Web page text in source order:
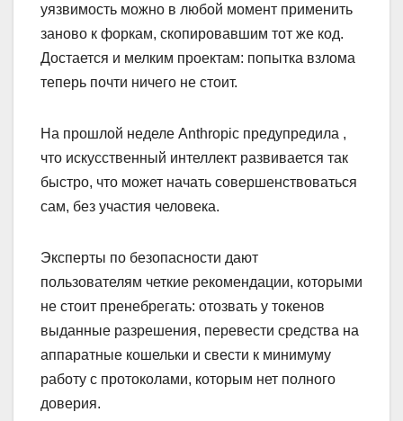
уязвимость можно в любой момент применить
заново к форкам, скопировавшим тот же код.
Достается и мелким проектам: попытка взлома
теперь почти ничего не стоит.
На прошлой неделе Anthropic предупредила ,
что искусственный интеллект развивается так
быстро, что может начать совершенствоваться
сам, без участия человека.
Эксперты по безопасности дают
пользователям четкие рекомендации, которыми
не стоит пренебрегать: отозвать у токенов
выданные разрешения, перевести средства на
аппаратные кошельки и свести к минимуму
работу с протоколами, которым нет полного
доверия.